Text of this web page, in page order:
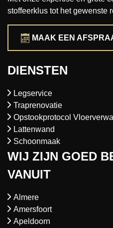
stoffeerklus tot het gewenste
MAAK EEN
DIENSTEN
Legservice
Traprenovatie
Opstookprotocol
Lattenwand
Schoonmaak
WIJ ZIJN GOED
VANUIT
Almere
Amersfoort
Apeldoorn